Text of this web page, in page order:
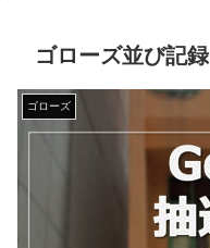
ゴローズ並び記録
ゴローズ